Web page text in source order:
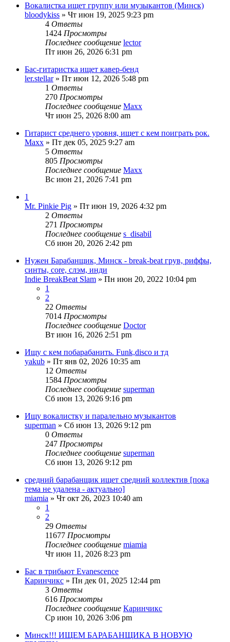
Вокалистка ищет группу или музыкантов (Минск)
bloodykiss » Чт июн 19, 2025 9:23 pm
4 Ответы
1424 Просмотры
Последнее сообщение lector
Пт июн 26, 2026 6:31 pm
Бас-гитаристка ищет кавер-бенд
ler.stellar» Пт июн 12, 2026 5:48 pm
1 Ответы
270 Просмотры
Последнее сообщение Maxx
Чт июн 25, 2026 8:00 am
Гитарист среднего уровня, ищет с кем поиграть рок.
Maxx » Пт дек 05, 2025 9:27 am
5 Ответы
805 Просмотры
Последнее сообщение Maxx
Вс июн 21, 2026 7:41 pm
1
Mr. Pinkie Pig » Пт июн 19, 2026 4:32 pm
2 Ответы
271 Просмотры
Последнее сообщение s_disabil
Сб июн 20, 2026 2:42 pm
Нужен Барабанщик, Минск - break-beat грув, риффы,
синты, core, слэм, инди
Indie BreakBeat Slam » Пн июн 20, 2022 10:04 pm
1
2
22 Ответы
7014 Просмотры
Последнее сообщение Doctor
Вт июн 16, 2026 2:51 pm
Ищу с кем побарабанить. Funk,disco и тд
yakub » Пт янв 02, 2026 10:35 am
12 Ответы
1584 Просмотры
Последнее сообщение superman
Сб июн 13, 2026 9:16 pm
Ищу вокалистку и паралельно музыкантов
superman » Сб июн 13, 2026 9:12 pm
0 Ответы
247 Просмотры
Последнее сообщение superman
Сб июн 13, 2026 9:12 pm
средний барабанщик ищет средний коллектив [пока
тема не удалена - актуально]
miamia » Чт окт 26, 2023 10:40 am
1
2
29 Ответы
11677 Просмотры
Последнее сообщение miamia
Чт июн 11, 2026 8:23 pm
Бас в трибьют Evanescence
Каринчикс » Пн дек 01, 2025 12:44 pm
3 Ответы
616 Просмотры
Последнее сообщение Каринчикс
Ср июн 10, 2026 3:06 pm
Минск!!! ИЩЕМ БАРАБАНЩИКА В НОВУЮ